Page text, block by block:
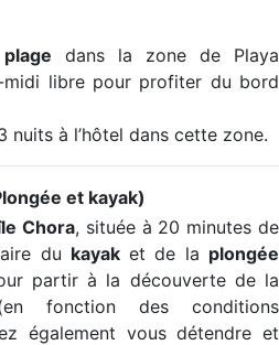
plage dans la zone de Playa
midi libre pour profiter du bord
à l’hôtel dans cette zone.
et kayak)
Chora, située à 20 minutes de
du kayak et de la plongée
partir à la découverte de la
fonction des conditions
également vous détendre et